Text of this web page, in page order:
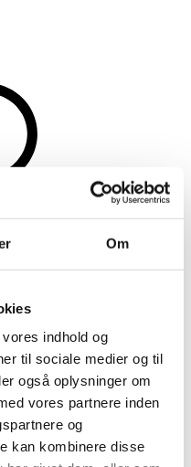
Om
indhold og
til sociale medier og til
også oplysninger om
vores partnere inden
og
kan kombinere disse